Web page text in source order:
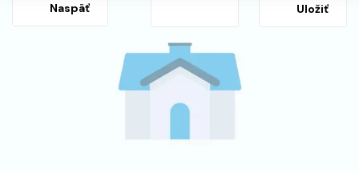
Naspäť Uložiť